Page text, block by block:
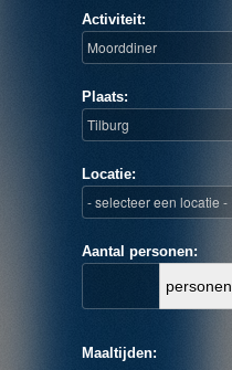
Activiteit:
Plaats:
Locatie:
Aantal personen:
personen
Maaltijden: